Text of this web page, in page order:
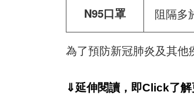
N95口罩 阻隔多
為了預防新冠肺炎及其他
⇓延伸閱讀，即Click了解